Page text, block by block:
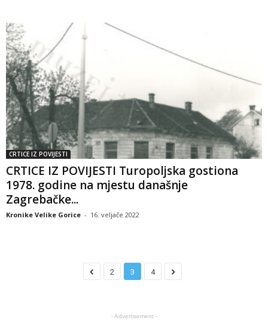
CRTICE IZ POVIJESTI
CRTICE IZ POVIJESTI Turopoljska gostiona
1978. godine na mjestu današnje
Zagrebačke...
Kronike Velike Gorice - 16. veljače 2022
2 3 4
- Advertisement -